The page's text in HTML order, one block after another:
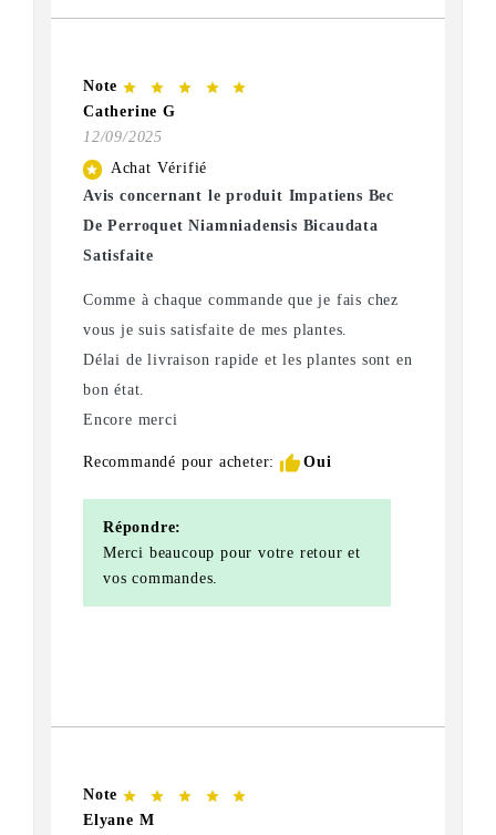
Note star star star star star
Catherine G
12/09/2025
star
Achat Vérifié
Avis concernant le produit Impatiens Bec
De Perroquet Niamniadensis Bicaudata
Satisfaite
Comme à chaque commande que je fais chez
vous je suis satisfaite de mes plantes.
Délai de livraison rapide et les plantes sont en
bon état.
Encore merci
Recommandé pour acheter: thumb_upOui
Répondre:
Merci beaucoup pour votre retour et
vos commandes.
Note star star star star star
Elyane M